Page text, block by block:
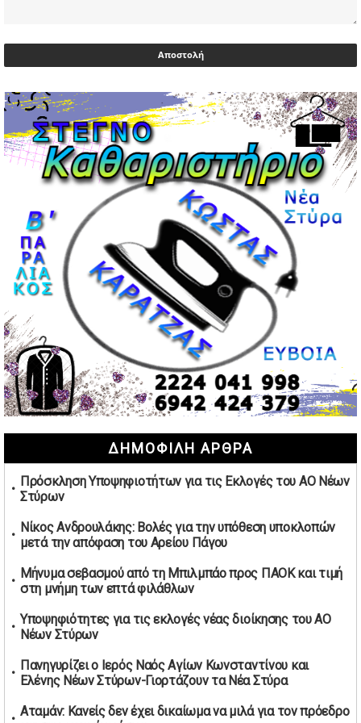
και Ολυμπιακού
02/05/2026 | 20:28
Περιστέρι: Ένταση μεταξύ ανηλίκων άφησε δύο
15χρονους τραυματίες
02/05/2026 | 18:56
Ηνωμένα Αραβικά Εμιράτα: Αίρουν τους περιορισμούς
στον εναέριο χώρο
02/05/2026 | 17:16
Η Αθηνά Λινού αφήνει ανοιχτό το ενδεχόμενο ένταξης
στον νέο πολιτικό φορέα Τσίπρα
02/05/2026 | 17:01
Αταμάν: Κανείς δεν έχει δικαίωμα να μιλά για τον πρόεδρο
και την οικογένειά του
02/05/2026 | 15:59
Μαρινάκης: Ο Ανδρουλάκης υπαναχώρησε στις
συμφωνίες για τις Ανεξάρτητες Αρχές
02/05/2026 | 09:36
Ψηφιακός έλεγχος στην αγορά: QR code για πωλήσεις
καπνικών και αλκοόλ σε 88.000 σημεία
02/05/2026 | 06:26
Καύσιμα αεροσκαφών: Διαβεβαιώσεις ΕΕ για επάρκεια
01/05/2026 | 19:54
Βελόπουλος: Κριτική σε πολιτικούς αρχηγούς για
δηλώσεις την Πρωτομαγιά
01/05/2026 | 19:33
Υπερβολική ταχύτητα στο Αλιβέρι οδήγησε σε σύλληψη
38χρονου οδηγού
01/05/2026 | 19:12
Υποψηφιότητες για τις εκλογές νέας διοίκησης του ΑΟ
Νέων Στύρων
ΔΗΜΟΦΙΛΗ ΑΡΘΡΑ
Πρόσκληση Υποψηφιοτήτων για τις Εκλογές του ΑΟ Νέων
Στύρων
Νίκος Ανδρουλάκης: Βολές για την υπόθεση υποκλοπών
μετά την απόφαση του Αρείου Πάγου
Μήνυμα σεβασμού από τη Μπιλμπάο προς ΠΑΟΚ και τιμή
στη μνήμη των επτά φιλάθλων
Υποψηφιότητες για τις εκλογές νέας διοίκησης του ΑΟ
Νέων Στύρων
Πανηγυρίζει ο Ιερός Ναός Αγίων Κωνσταντίνου και
Ελένης Νέων Στύρων-Γιορτάζουν τα Νέα Στύρα
Αταμάν: Κανείς δεν έχει δικαίωμα να μιλά για τον πρόεδρο